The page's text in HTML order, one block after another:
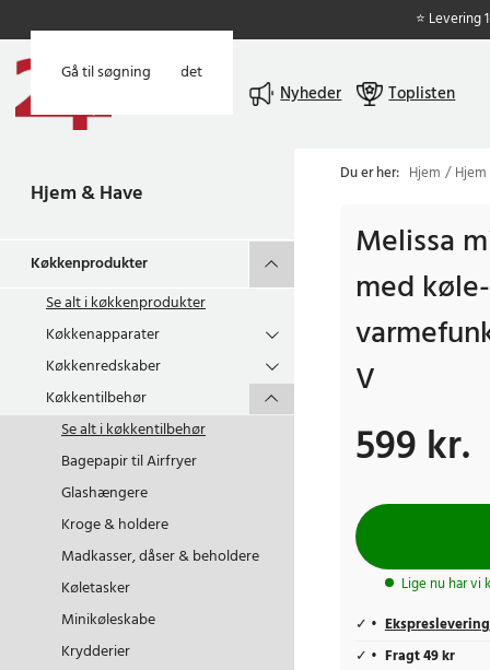
Gå til hovedindholdet
Gå til søgning
⭐ Levering
Nyheder Toplisten
Hjem & Have
Køkkenprodukter
Se alt ikøkkenprodukter
Køkkenapparater
Køkkenredskaber
Køkkentilbehør
Se alt ikøkkentilbehør
Bagepapir til Airfryer
Glashængere
Kroge & holdere
Madkasser, dåser & beholdere
Køletasker
Minikøleskabe
Krydderier
Du er her: Hjem
Melissa
med
V
Pris:599 kr.
599 kr.
Lige nu har vi
Ekspreslevering
Fragt 49 kr